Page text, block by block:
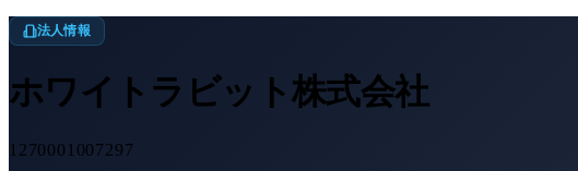
法人情報
ホワイトラビット株式会社
1270001007297